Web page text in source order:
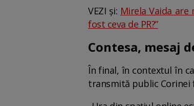
VEZI și: Mirela Vaida
fost ceva de PR?”
Contesa, mesaj
În final, în contextul în
transmită public Corinei